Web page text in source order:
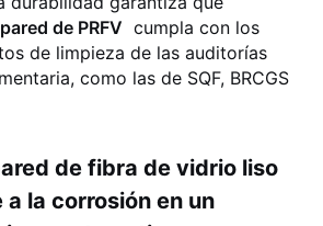
de PRFV cumpla con los
de limpieza de las auditorías
como las de SQF, BRCGS
de fibra de vidrio liso
la corrosión en un